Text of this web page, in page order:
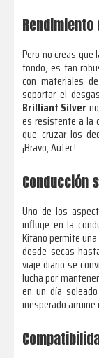
Pero no creas que
fondo, es tan
con materiales
soportar el
Brilliant Silver
es resistente a la
que cruzar los
¡Bravo, Autec!
Conducción
Uno de los
influye en la
Kitano permite
desde secas
viaje diario se
lucha por
en un día
inesperado